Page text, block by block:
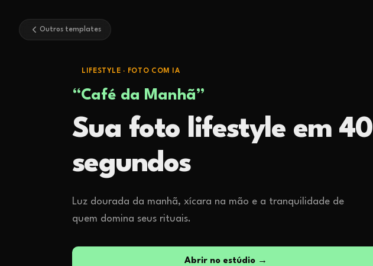
Outros templates
LIFESTYLE · FOTO COM IA
“Café da Manhã”
Sua foto lifestyle em 40
segundos
Luz dourada da manhã, xícara na mão e a tranquilidade de
quem domina seus rituais.
Abrir no estúdio →